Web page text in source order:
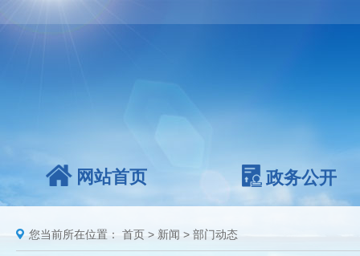
网站首页 政务公开
您当前所在位置： 首页 > 新闻 > 部门动态